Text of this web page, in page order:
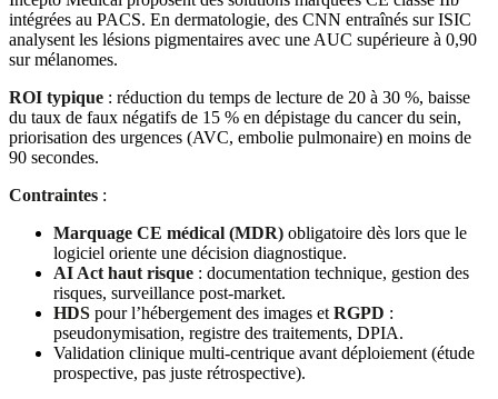
intégrées au PACS. En dermatologie, des CNN entraînés sur ISIC
analysent les lésions pigmentaires avec une AUC supérieure à 0,90
sur mélanomes.
ROI typique : réduction du temps de lecture de 20 à 30 %, baisse
du taux de faux négatifs de 15 % en dépistage du cancer du sein,
priorisation des urgences (AVC, embolie pulmonaire) en moins de
90 secondes.
Contraintes :
Marquage CE médical (MDR) obligatoire dès lors que le
logiciel oriente une décision diagnostique.
AI Act haut risque : documentation technique, gestion des
risques, surveillance post-market.
HDS pour l’hébergement des images et RGPD :
pseudonymisation, registre des traitements, DPIA.
Validation clinique multi-centrique avant déploiement (étude
prospective, pas juste rétrospective).